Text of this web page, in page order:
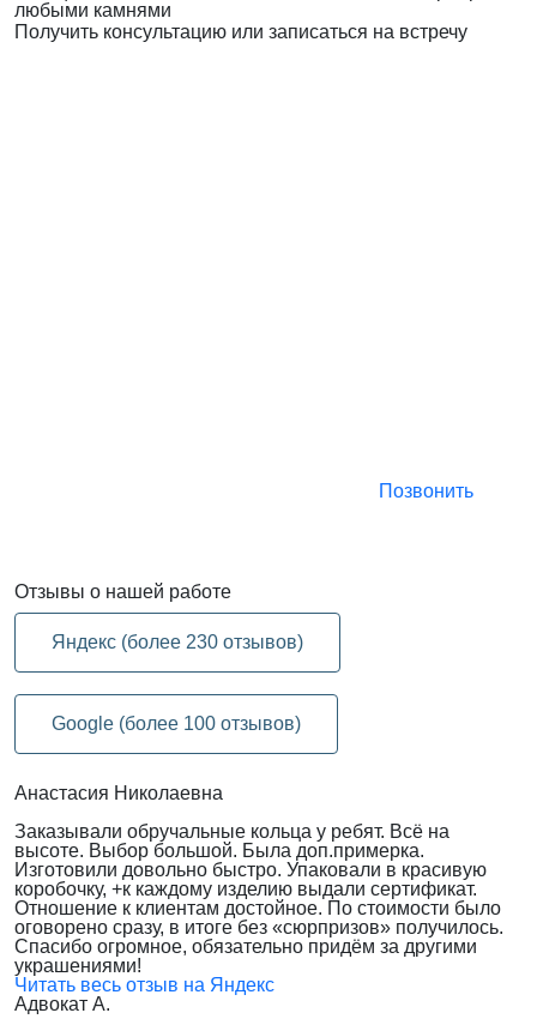
любыми камнями
Получить консультацию или записаться на встречу
Позвонить
Отзывы о нашей работе
Яндекс (более 230 отзывов)
Google (более 100 отзывов)
Анастасия Николаевна
Заказывали обручальные кольца у ребят. Всё на
высоте. Выбор большой. Была доп.примерка.
Изготовили довольно быстро. Упаковали в красивую
коробочку, +к каждому изделию выдали сертификат.
Отношение к клиентам достойное. По стоимости было
оговорено сразу, в итоге без «сюрпризов» получилось.
Спасибо огромное, обязательно придём за другими
украшениями!
Читать весь отзыв на Яндекс
Адвокат А.